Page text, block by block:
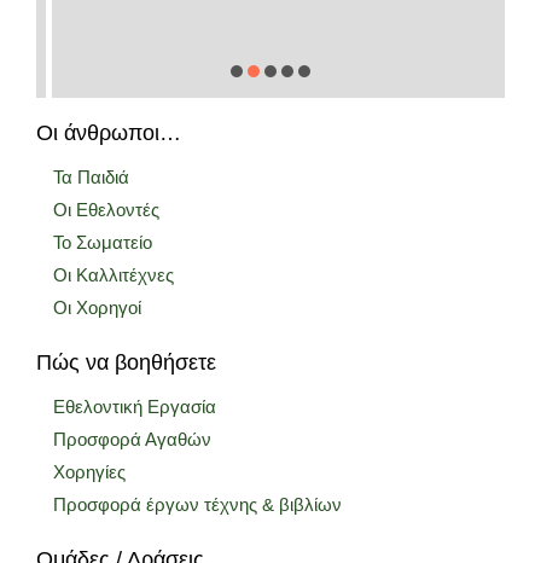
Οι άνθρωποι…
Τα Παιδιά
Οι Εθελοντές
Το Σωματείο
Οι Καλλιτέχνες
Οι Χορηγοί
Πώς να βοηθήσετε
Εθελοντική Εργασία
Προσφορά Αγαθών
Χορηγίες
Προσφορά έργων τέχνης & βιβλίων